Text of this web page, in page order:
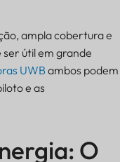
ampla cobertura e
útil em grande
UWB ambos podem
e as
O